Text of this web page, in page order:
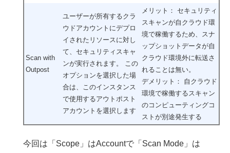
Scan with
Outpost
ユーザーが所有するクラ
ウドアカウントにデプロ
イされたリソースに対し
て、セキュリティスキャ
ンが実行されます。 この
オプションを選択した場
合は、このインスタンス
で使用するアウトポスト
アカウントを選択します
メリット： セキュリティ
スキャンが自クラウド環
境で稼働するため、スナ
ップショットデータが自
クラウド環境外に転送さ
れることは無い。
デメリット： 自クラウド
環境で稼働するスキャン
のコンピューティングコ
ストが別途発生する
今回は「Scope」はAccountで「Scan Mode」は